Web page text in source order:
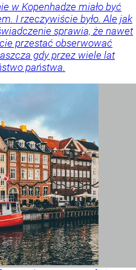
w Kopenhadze miało być
I rzeczywiście było. Ale jak
sprawia, że nawet
przestać obserwować
gdy przez wiele lat
państwa.